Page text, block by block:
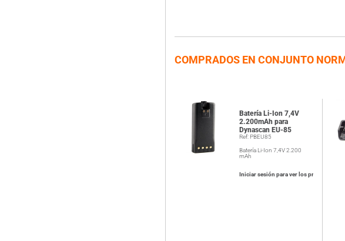
COMPRADOS EN CONJUNTO
Batería Li-Ion 7,4V
2.200mAh para
Dynascan EU-85
Ref: PBEU85
Batería Li-Ion 7,4V 2.200
mAh
Iniciar sesión para ver los precios